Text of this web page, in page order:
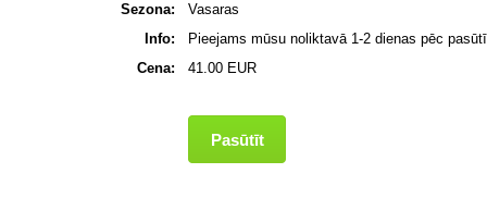
Sezona:
Vasaras
Info:
Pieejams mūsu noliktavā 1-2 dienas pēc
Cena:
41.00 EUR
Pasūtīt